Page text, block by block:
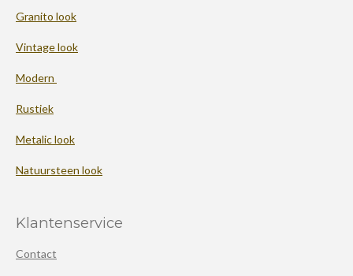
Granito look
Vintage look
Modern
Rustiek
Metalic look
Natuursteen look
Klantenservice
Contact